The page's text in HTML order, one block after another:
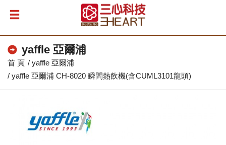
yaffle 亞爾浦
首 頁
yaffle 亞爾浦
yaffle 亞爾浦 CH-8020 瞬間熱飲機(含CUML3101龍頭)